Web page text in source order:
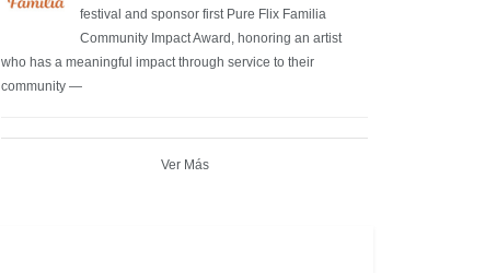
festival and sponsor first Pure Flix Familia
Community Impact Award, honoring an artist
who has a meaningful impact through service to their
community —
Ver Más